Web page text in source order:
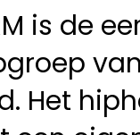
is de
van
Het